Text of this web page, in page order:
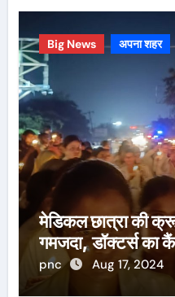
Big News अपना शहर
मेडिकल छात्रा की
गमजदा, डॉक्टर्स का
pnc Aug 17, 2024